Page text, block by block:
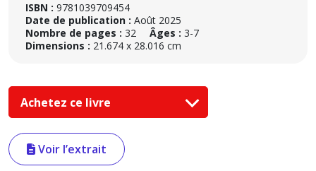
ISBN : 9781039709454
Date de publication : Août 2025
Nombre de pages : 32 Âges : 3-7
Dimensions : 21.674 x 28.016 cm
Achetez ce livre
Voir l’extrait